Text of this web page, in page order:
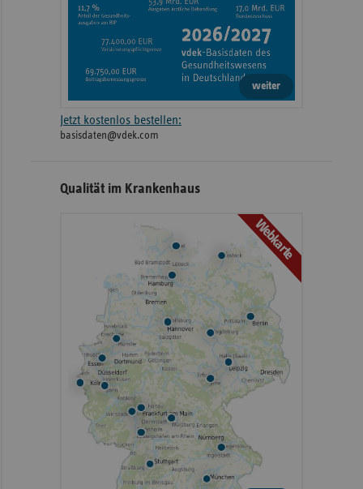
weiter
Jetzt kostenlos bestellen:
basisdaten@vdek.com
Qualität im Krankenhaus
Webkarte